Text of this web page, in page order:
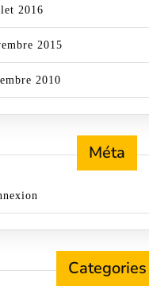
2016
2015
2010
Méta
Categories